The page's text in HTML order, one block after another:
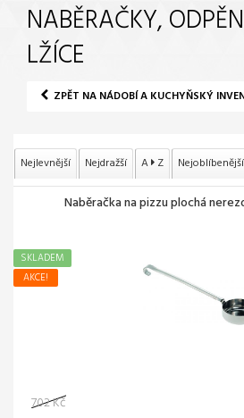
NABĚRAČKY,
LŽÍCE
ZPĚT NA NÁDOBÍ A KUCHYŇSKÝ
Nejlevnější Nejdražší A Z Nejoblíbenější
Naběračka na pizzu plochá
AKCE!
SKLADEM
702 Kč